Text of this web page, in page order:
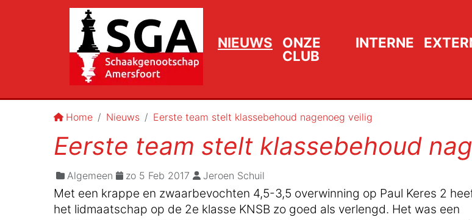
NIEUWS
ONZE
CLUB
INTERNE
Home Nieuws Eerste team stelt klassebehoud nagenoeg veilig
Eerste team stelt klassebehoud
Algemeen zo 5 Feb 2017 Jeroen Schuil
Met een krappe en zwaarbevochten 4,5-3,5 overwinning op Paul Keres 2
het lidmaatschap op de 2e klasse KNSB zo goed als verlengd. Het was een